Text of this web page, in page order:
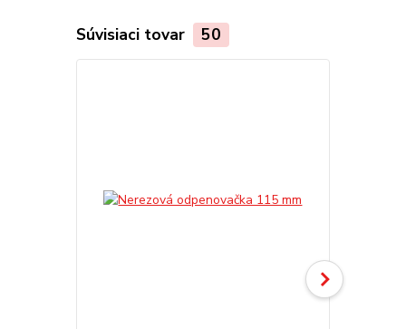
Súvisiaci tovar 50